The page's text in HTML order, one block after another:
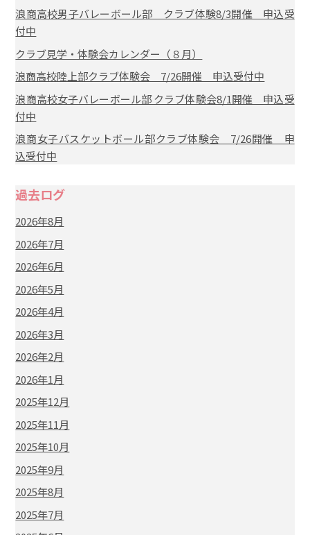
浪商高校男子バレーボール部 クラブ体験8/3開催 申込受
付中
クラブ見学・体験会カレンダー（８月）
浪商高校陸上部クラブ体験会 7/26開催 申込受付中
浪商高校女子バレーボール部 クラブ体験会8/1開催 申込受
付中
浪商女子バスケットボール部クラブ体験会 7/26開催 申
込受付中
過去ログ
2026年8月
2026年7月
2026年6月
2026年5月
2026年4月
2026年3月
2026年2月
2026年1月
2025年12月
2025年11月
2025年10月
2025年9月
2025年8月
2025年7月